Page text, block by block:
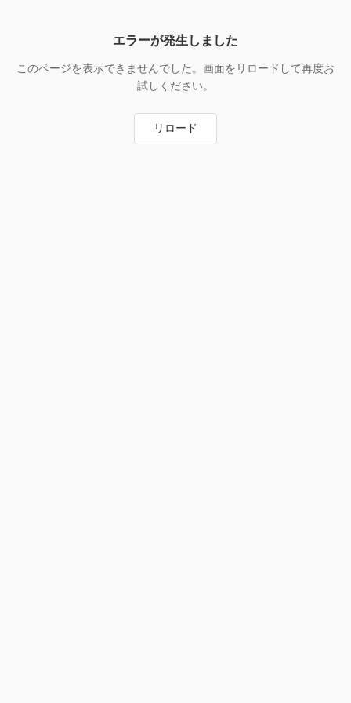
エラーが発生しました
このページを表示できませんでした。画面をリロードして再度お
試しください。
リロード